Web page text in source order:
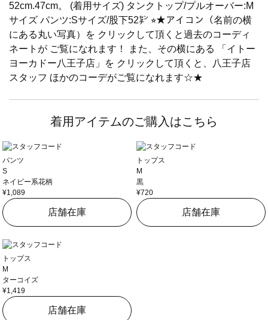
52cm.47cm。 (着用サイズ) タンクトップ/プルオーバー:M
サイズ パンツ:Sサイズ/股下52㌢ ⭐︎★アイコン（名前の横
にある丸い写真）を クリックして頂くと過去のコーディ
ネートが ご覧になれます！ また、その横にある 「イトー
ヨーカドー八王子店」を クリックして頂くと、八王子店
スタッフ ほかのコーデがご覧になれます☆★
着用アイテムのご購入はこちら
パンツ
S
ネイビー系花柄
¥1,089
店舗在庫
トップス
M
黒
¥720
店舗在庫
トップス
M
ターコイズ
¥1,419
店舗在庫